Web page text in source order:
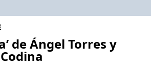
de Ángel Torres y